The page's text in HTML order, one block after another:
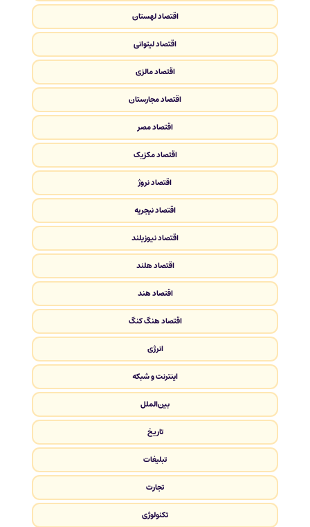
اقتصاد لهستان
اقتصاد لیتوانی
اقتصاد مالزی
اقتصاد مجارستان
اقتصاد مصر
اقتصاد مکزیک
اقتصاد نروژ
اقتصاد نیجریه
اقتصاد نیوزیلند
اقتصاد هلند
اقتصاد هند
اقتصاد هنگ کنگ
انرژی
اینترنت و شبکه
بین‌الملل
تاریخ
تبلیغات
تجارت
تکنولوژی